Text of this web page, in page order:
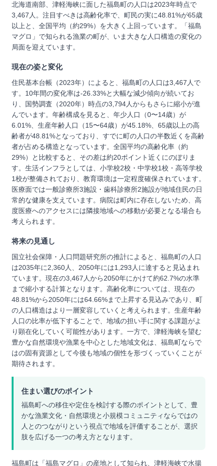
北海道南部、津軽海峡に面した福島町の人口は2023年時点で
3,467人。注目すべきは高齢化率で、町民の実に48.81%が65歳
以上と、全国平均（約29%）を大きく上回っています。「福島
マグロ」で知られる漁業の町が、いま大きな人口構造の変化の
局面を迎えています。
現在の姿と変化
住民基本台帳（2023年）によると、福島町の人口は3,467人で
す。10年間の変化率は-26.33%と大幅な減少傾向が続いてお
り、国勢調査（2020年）時点の3,794人からもさらに縮小が進
んでいます。年齢構成を見ると、年少人口（0〜14歳）が
6.01%、生産年齢人口（15〜64歳）が45.18%、65歳以上の高
齢者が48.81%となっており、すでに町の人口の半数近くを高齢
者が占める構造となっています。全国平均の高齢化率（約
29%）と比較すると、その差は約20ポイント近くにのぼりま
す。生活インフラとしては、小学校2校・中学校1校・高等学校
1校が整備されており、教育環境は一定程度確保されています。
医療面では一般診療所3施設・歯科診療所2施設が地域住民の日
常的な健康を支えています。病院は町内に存在しないため、高
度医療へのアクセスには隣接地域への移動が必要となる場合も
考えられます。
将来の見通し
国立社会保障・人口問題研究所の推計によると、福島町の人口
は2035年に2,360人、2050年には1,293人に達すると見込まれ
ています。現在の3,467人から2050年にかけて約62.7%の水準
まで縮小する計算となります。高齢化率については、現在の
48.81%から2050年には64.66%まで上昇する見込みであり、町
の人口構造はより一層変容していくと考えられます。生産年齢
人口の比率が低下することで、地域の担い手に関する課題がよ
り顕在化していく可能性があります。一方で、津軽海峡を望む
豊かな自然環境や漁業を中心とした地域文化は、福島町ならで
はの固有資源として今後も地域の個性を形づくっていくことが
期待されます。
住まい選びのポイント
福島町への移住や定住を検討する際のポイントとして、豊
かな漁業文化・自然環境と小規模コミュニティならではの
人とのつながりという視点で地域を評価することが、選択
肢を広げる一つの考え方となります。
福島町は「福島マグロ」の産地として知られ、津軽海峡で水揚